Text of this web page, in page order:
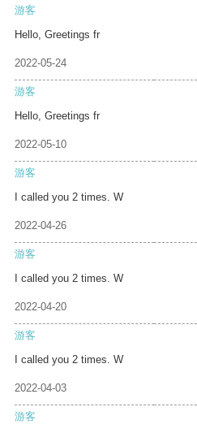
游客
Hello, Greetings fr
2022-05-24
游客
Hello, Greetings fr
2022-05-10
游客
I called you 2 times. W
2022-04-26
游客
I called you 2 times. W
2022-04-20
游客
I called you 2 times. W
2022-04-03
游客